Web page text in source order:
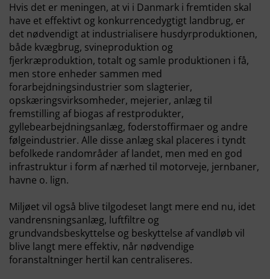
Hvis det er meningen, at vi i Danmark i fremtiden skal
have et effektivt og konkurrencedygtigt landbrug, er
det nødvendigt at industrialisere husdyrproduktionen,
både kvægbrug, svineproduktion og
fjerkræproduktion, totalt og samle produktionen i få,
men store enheder sammen med
forarbejdningsindustrier som slagterier,
opskæringsvirksomheder, mejerier, anlæg til
fremstilling af biogas af restprodukter,
gyllebearbejdningsanlæg, foderstoffirmaer og andre
følgeindustrier. Alle disse anlæg skal placeres i tyndt
befolkede randområder af landet, men med en god
infrastruktur i form af nærhed til motorveje, jernbaner,
havne o. lign.
Miljøet vil også blive tilgodeset langt mere end nu, idet
vandrensningsanlæg, luftfiltre og
grundvandsbeskyttelse og beskyttelse af vandløb vil
blive langt mere effektiv, når nødvendige
foranstaltninger hertil kan centraliseres.